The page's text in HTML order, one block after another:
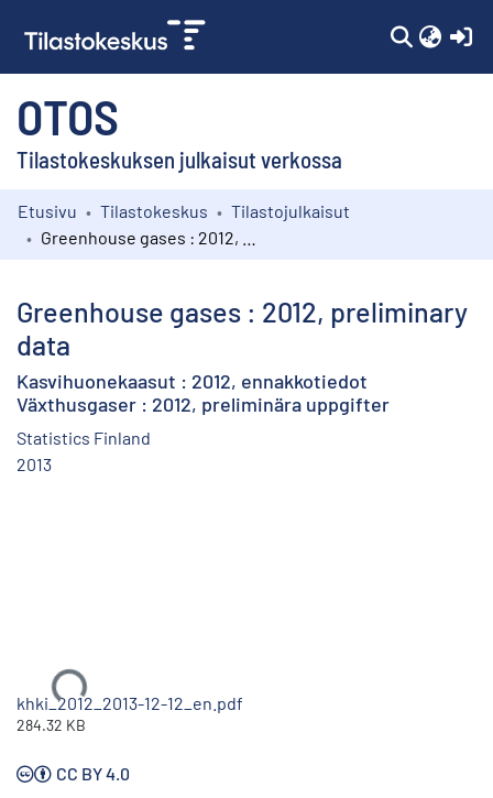
OTOS
Tilastokeskuksen julkaisut verkossa
Kokoelmat
Etusivu Tilastokeskus
Tilastojulkaisut
Greenhouse gases : 2012, preliminary
data
Kasvihuonekaasut : 2012, ennakkotiedot
Växthusgaser : 2012, preliminära uppgifter
Statistics Finland
2013
Ladataan...
khki_2012_2013-12-12_en.pdf
284.32 KB
CC BY 4.0